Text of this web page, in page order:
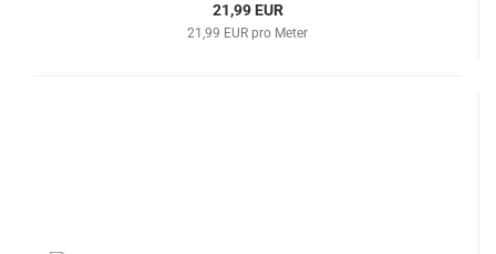
21,99 EUR
21,99 EUR pro Meter